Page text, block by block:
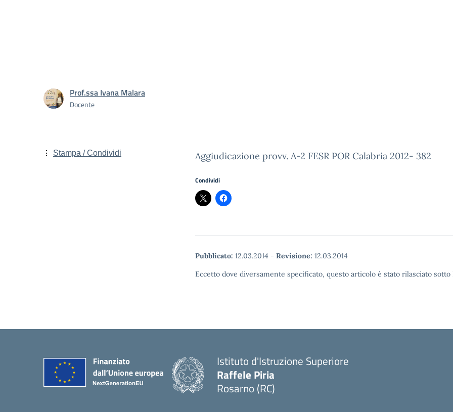
Prof.ssa Ivana Malara
Docente
Aggiudicazione provv. A-2 FESR POR Calabria 2012- 382
Condividi
Pubblicato: 12.03.2014 - Revisione: 12.03.2014
Eccetto dove diversamente specificato, questo articolo è stato rilasciato
Stampa / Condividi
Istituto d'Istruzione Superiore
Raffele Piria
Rosarno (RC)